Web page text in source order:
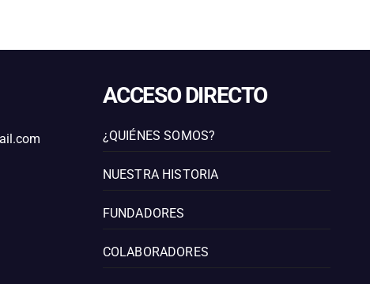
ACCESO DIRECTO
¿QUIÉNES SOMOS?
NUESTRA HISTORIA
FUNDADORES
COLABORADORES